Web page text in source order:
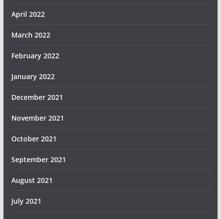
April 2022
March 2022
February 2022
January 2022
December 2021
November 2021
October 2021
September 2021
August 2021
July 2021